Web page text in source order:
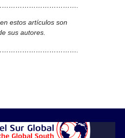
estos artículos son
sus autores.